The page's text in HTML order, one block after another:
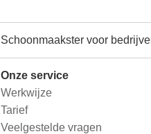
Schoonmaakster voor
Onze service
Werkwijze
Tarief
Veelgestelde vragen